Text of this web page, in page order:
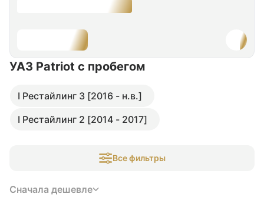
УАЗ Patriot с пробегом
I Рестайлинг 3 [2016 - н.в.]
I Рестайлинг 2 [2014 - 2017]
Все фильтры
Сначала дешевле